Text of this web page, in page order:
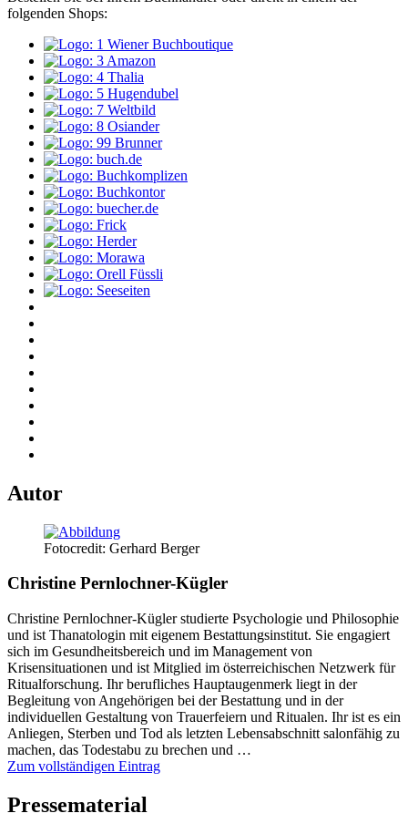
folgenden Shops:
Autor
Fotocredit: Gerhard Berger
Christine Pernlochner-Kügler
Christine Pernlochner-Kügler studierte Psychologie und Philosophie
und ist Thanatologin mit eigenem Bestattungsinstitut. Sie engagiert
sich im Gesundheitsbereich und im Management von
Krisensituationen und ist Mitglied im österreichischen Netzwerk für
Ritualforschung. Ihr berufliches Hauptaugenmerk liegt in der
Begleitung von Angehörigen bei der Bestattung und in der
individuellen Gestaltung von Trauerfeiern und Ritualen. Ihr ist es ein
Anliegen, Sterben und Tod als letzten Lebensabschnitt salonfähig zu
machen, das Todestabu zu brechen und …
Zum vollständigen Eintrag
Pressematerial